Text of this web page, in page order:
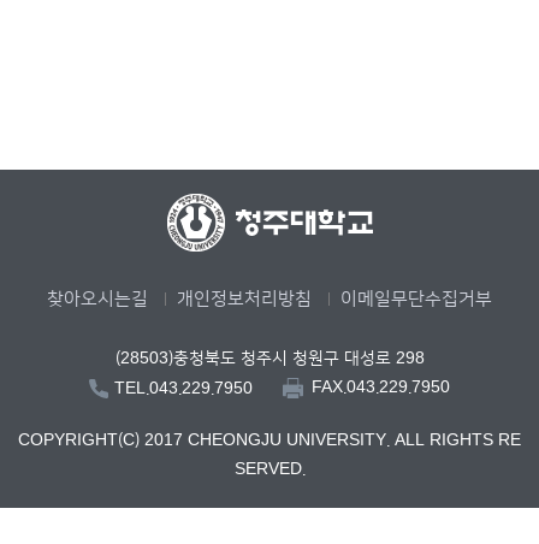
찾아오시는길 개인정보처리방침 이메일무단수집거부
(28503)충청북도 청주시 청원구 대성로 298
TEL.043.229.7950
FAX.043.229.7950
COPYRIGHT(C) 2017 CHEONGJU UNIVERSITY. ALL RIGHTS RE
SERVED.